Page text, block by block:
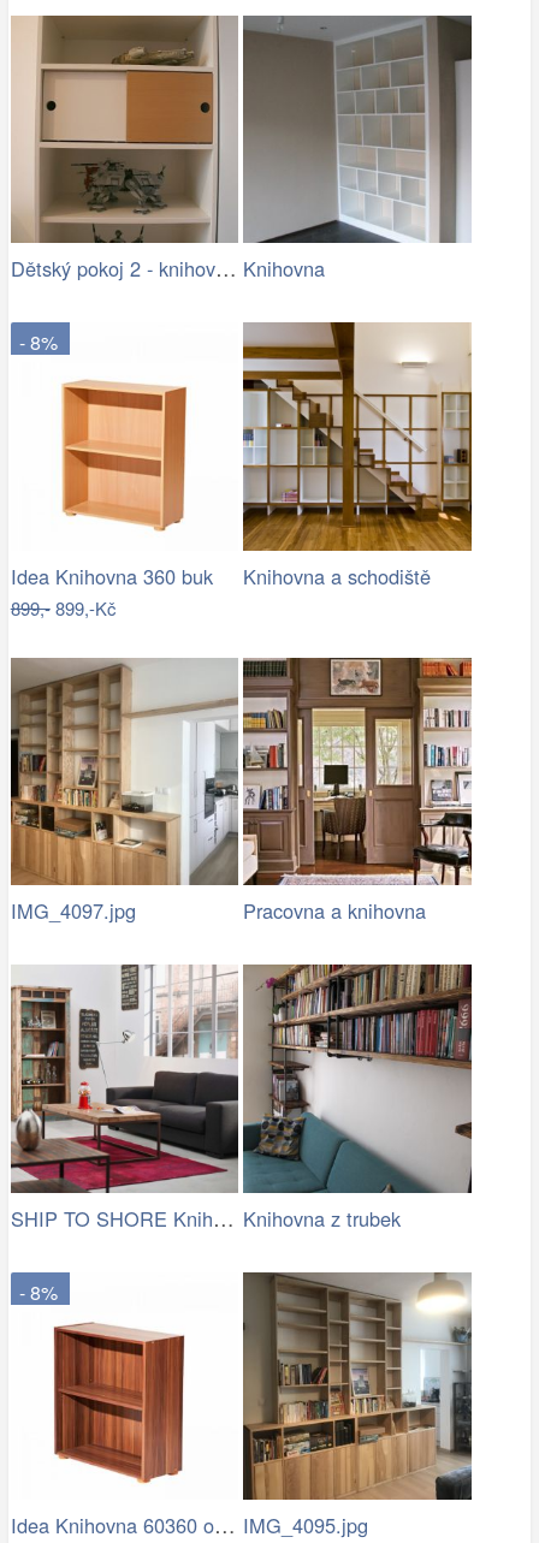
Dětský pokoj 2 - knihovna2.jpg Knihovna
- 8%
Idea Knihovna 360 buk
899,-899,-Kč
Knihovna a schodiště
IMG_4097.jpg Pracovna a knihovna
SHIP TO SHORE Knihovna Knihovna z trubek
- 8%
Idea Knihovna 60360 ořech IMG_4095.jpg